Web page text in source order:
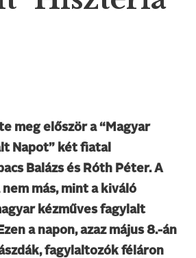
meg először a “Magyar
Napot” két fiatal
Balázs és Róth Péter. A
más, mint a kiváló
kézműves fagylalt
a napon, azaz május 8.-án
fagylaltozók féláron